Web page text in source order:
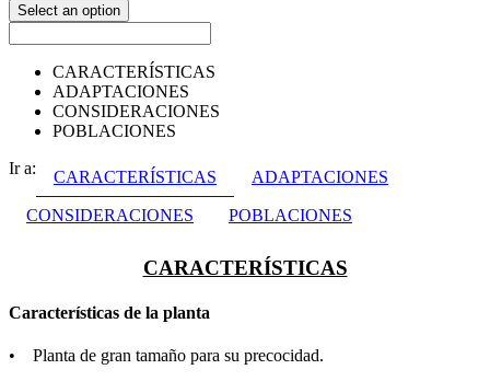
Select an option
CARACTERÍSTICAS
ADAPTACIONES
CONSIDERACIONES
POBLACIONES
Ir a:
CARACTERÍSTICAS ADAPTACIONES
CONSIDERACIONES POBLACIONES
CARACTERÍSTICAS
Características de la planta
• Planta de gran tamaño para su precocidad.